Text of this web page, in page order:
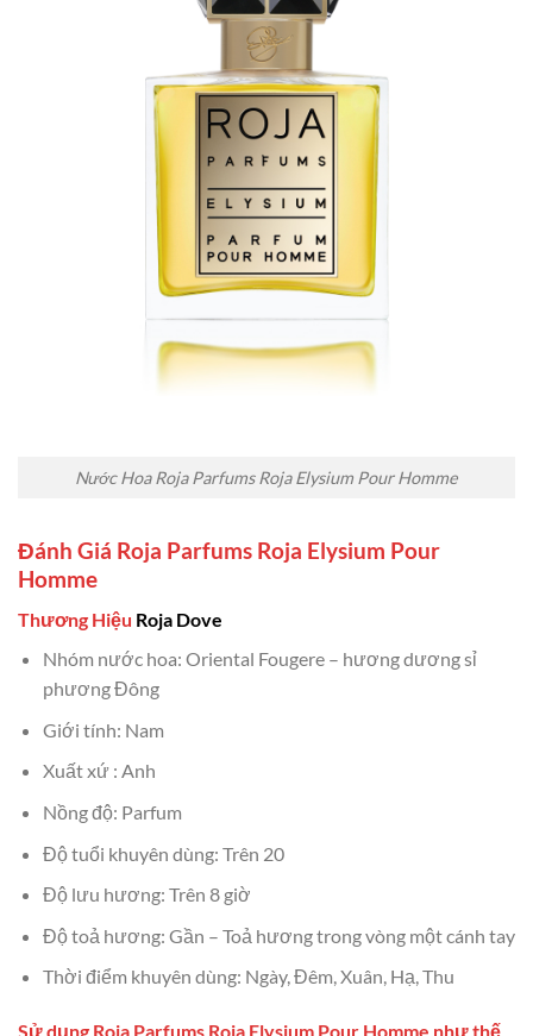
Nước Hoa Roja Parfums Roja Elysium Pour Homme
Đánh Giá Roja Parfums Roja Elysium Pour
Homme
Thương Hiệu Roja Dove
Nhóm nước hoa: Oriental Fougere – hương dương sỉ
phương Đông
Giới tính: Nam
Xuất xứ : Anh
Nồng độ: Parfum
Độ tuổi khuyên dùng: Trên 20
Độ lưu hương: Trên 8 giờ
Độ toả hương: Gần – Toả hương trong vòng một cánh tay
Thời điểm khuyên dùng: Ngày, Đêm, Xuân, Hạ, Thu
Sử dụng Roja Parfums Roja Elysium Pour Homme như thế